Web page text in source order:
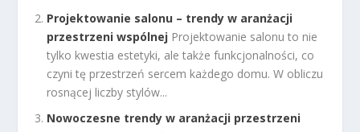
Projektowanie salonu – trendy w aranżacji
przestrzeni wspólnej Projektowanie salonu to nie
tylko kwestia estetyki, ale także funkcjonalności, co
czyni tę przestrzeń sercem każdego domu. W obliczu
rosnącej liczby stylów...
Nowoczesne trendy w aranżacji przestrzeni